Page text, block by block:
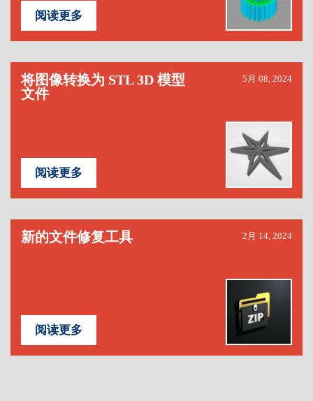
阅读更多
将图像转换为 STL 3D 模型
文件
5月 08, 2024
阅读更多
新的文件修复工具 2月 14, 2024
阅读更多